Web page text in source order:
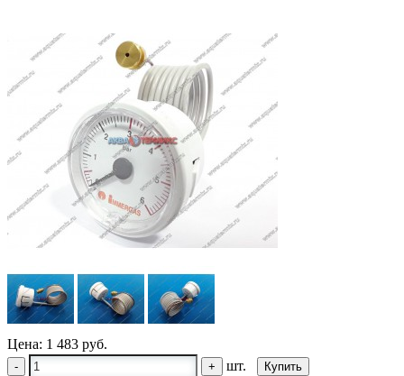
Цена: 1 483 руб.
- +
шт.